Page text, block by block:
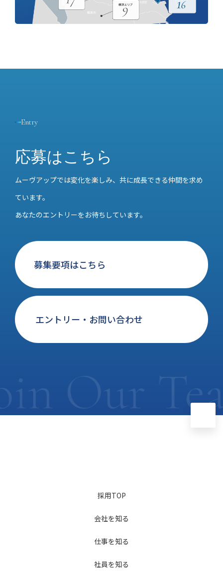
Entry
応募はこちら
ムーヴアップでは変化を楽しみ、共に成長できる仲間を求め
ています。
あなたのエントリーをお待ちしています。
募集要項はこちら
エントリー・お問い合わせ
Our
採用TOP
会社を知る
仕事を知る
社員を知る